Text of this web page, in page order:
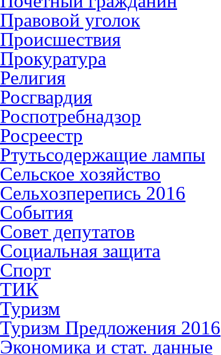
Правовой уголок
Происшествия
Прокуратура
Религия
Росгвардия
Роспотребнадзор
Росреестр
Ртутьсодержащие лампы
Сельское хозяйство
Сельхозперепись 2016
События
Совет депутатов
Социальная защита
Спорт
ТИК
Туризм
Туризм Предложения 2016
Экономика и стат. данные